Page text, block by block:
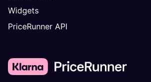
Widgets
PriceRunner API